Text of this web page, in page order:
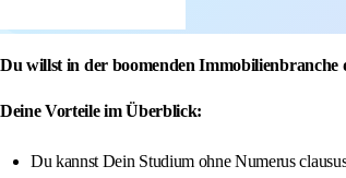
Du willst in der boomenden
Deine Vorteile im Überblick:
Du kannst Dein Studium ohne Numerus